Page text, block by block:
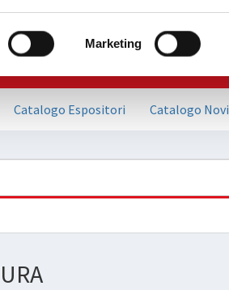
Marketing
Catalogo Espositori Catalogo